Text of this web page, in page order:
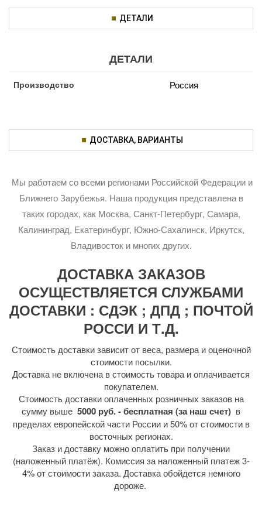
ДЕТАЛИ
ДЕТАЛИ
Производство Россия
ДОСТАВКА, ВАРИАНТЫ
Мы работаем со всеми регионами Российской Федерации и
Ближнего Зарубежья. Наша продукция представлена в
таких городах, как Москва, Санкт-Петербург, Самара,
Калининград, Екатеринбург, Южно-Сахалинск, Иркутск,
Владивосток и многих других.
ДОСТАВКА ЗАКАЗОВ
ОСУЩЕСТВЛЯЕТСЯ СЛУЖБАМИ
ДОСТАВКИ : СДЭК ; ДПД ; ПОЧТОЙ
РОССИ И Т.Д.
Стоимость доставки зависит от веса, размера и оценочной
стоимости посылки.
Доставка не включена в стоимость товара и оплачивается
покупателем.
Стоимость доставки оплаченных розничных заказов на
сумму выше 5000 руб. - бесплатная (за наш счет) в
пределах европейской части России и 50% от стоимости в
восточных регионах.
Заказ и доставку можно оплатить при получении
(наложенный платёж). Комиссия за наложенный платеж 3-
4% от стоимости заказа. Доставка обойдется немного
дороже.